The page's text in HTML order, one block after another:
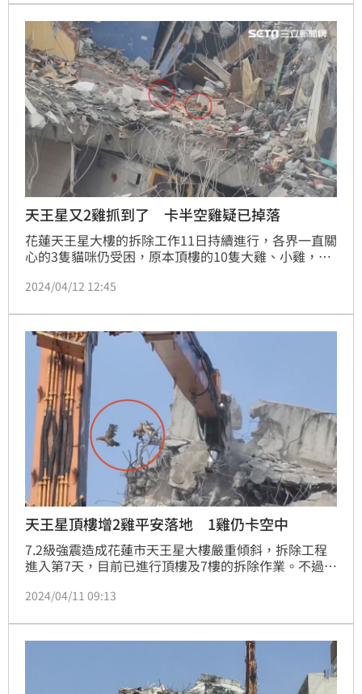
經不幸死亡。
天王星又2雞抓到了 卡半空雞疑已掉落
花蓮天王星大樓的拆除工作11日持續進行，各界一直關
心的3隻貓咪仍受困，原本頂樓的10隻大雞、小雞，現
抓到，還先讓2雞填飽肚子，而2雞也真的嗑光1盒便當
小雞已經失蹤多時，還有2隻雞一度也不見蹤影，晚間
10點40分左右，現場人員發現2隻雞蹤影，仍躲在頂樓
瓦礫中，晚間約11點，傳出卡在半空的雞疑已掉落。
2024/04/12 12:45
天王星頂樓增2雞平安落地 1雞仍卡空中
7.2級強震造成花蓮市天王星大樓嚴重傾斜，拆除工程
進入第7天，目前已進行頂樓及7樓的拆除作業。不過不
咪動向外，也很關心原本受困頂樓的5隻雞的狀況。截
獲救後，又再新增2隻雞平安降落1樓，工程人員一度利
用暫停施工時進行捕捉，但雞隻亂竄，捕捉不易。而頂
樓目前還有1隻雞被線纏住腳，尚未脫困。
2024/04/11 09:13